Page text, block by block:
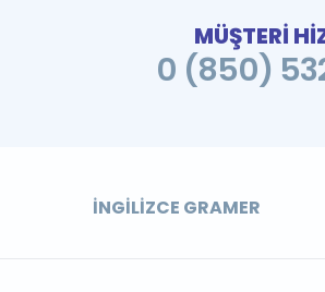
MÜŞTERİ
0 (850)
İNGILIZCE GRAMER